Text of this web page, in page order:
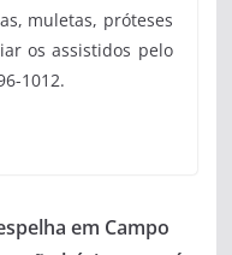
muletas, próteses
os assistidos pelo
1012.
em Campo